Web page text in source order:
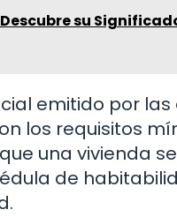
Descubre su
emitido por
los requisitos
una vivienda
de